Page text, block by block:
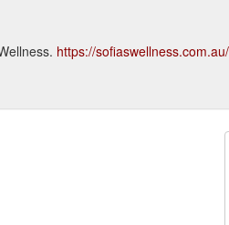
https://sofiaswellness.com.au/